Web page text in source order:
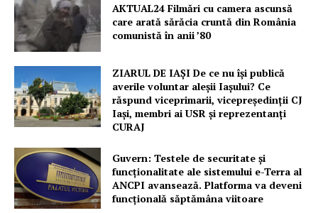
Despre noi / Echipa
Proiecte editoriale
Contact
AKTUAL24 Filmări cu camera ascunsă
care arată sărăcia cruntă din România
comunistă în anii ’80
ZIARUL DE IAȘI De ce nu își publică
averile voluntar aleșii Iașului? Ce
răspund viceprimarii, vicepreședinții CJ
Iași, membri ai USR și reprezentanți
CURAJ
Guvern: Testele de securitate și
funcționalitate ale sistemului e-Terra al
ANCPI avansează. Platforma va deveni
funcțională săptămâna viitoare